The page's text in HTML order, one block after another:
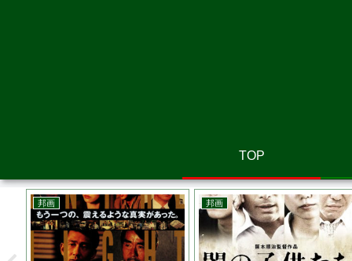
TOP
洋画 洋画